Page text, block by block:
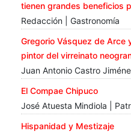
tienen grandes beneficios
Redacción | Gastronomía
Gregorio Vásquez de Arce
pintor del virreinato
Juan Antonio Castro
El Compae Chipuco
José Atuesta Mindiola |
Hispanidad y Mestizaje